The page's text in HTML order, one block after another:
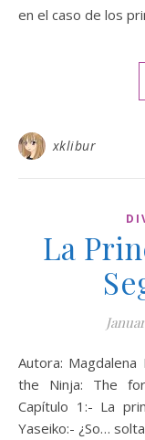
en el caso de los
xklibur
La
Autora: Magdalena Díaz Título de la obra: The Legend of
the Ninja: The
Capítulo 1:- La
Yaseiko:- ¿So…